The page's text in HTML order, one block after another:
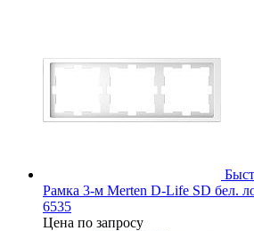
Рамка 3-м Merten D-Life SD бел.
6535
Цена по запросу